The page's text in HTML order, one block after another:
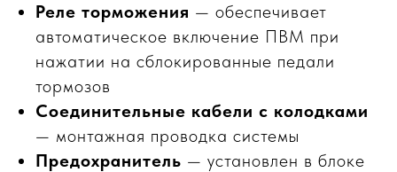
Реле торможения — обеспечивает
автоматическое включение ПВМ при
нажатии на сблокированные педали
тормозов
Соединительные кабели с колодками
— монтажная проводка системы
Предохранитель — установлен в блоке